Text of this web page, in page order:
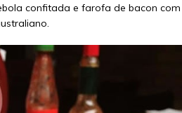
confitada e farofa de bacon com